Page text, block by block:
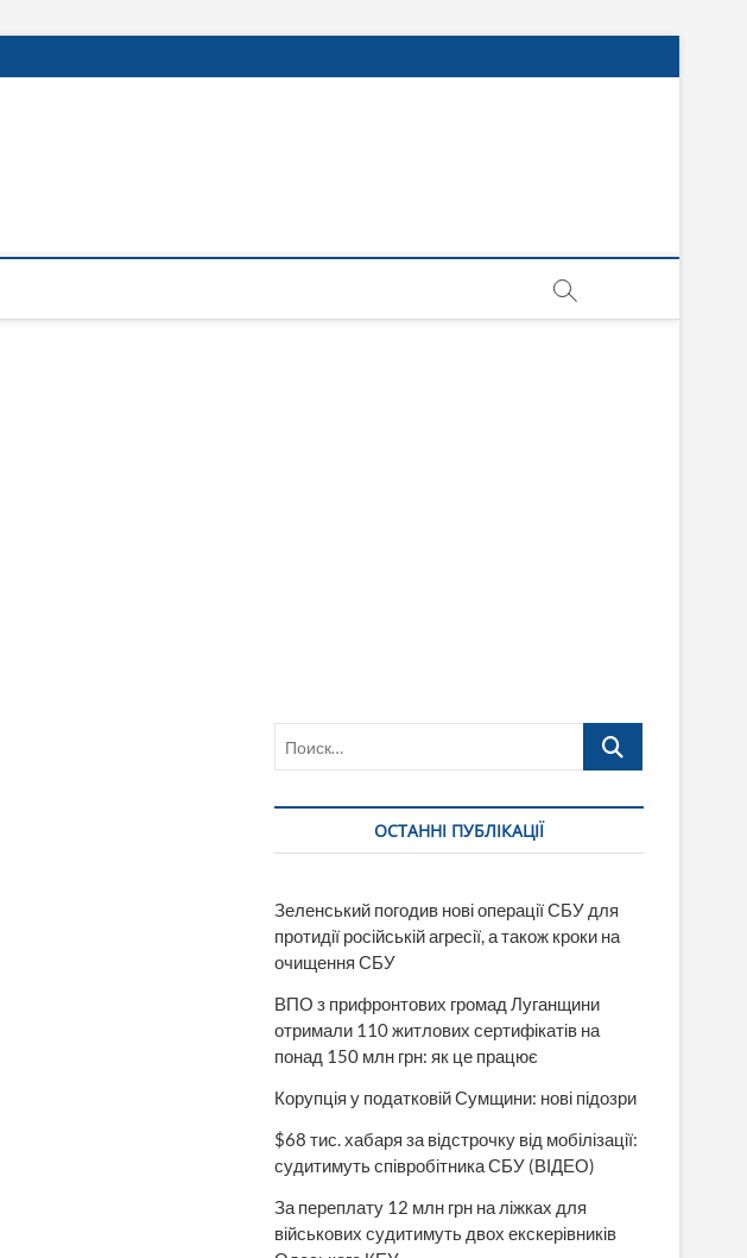
Поиск…
ОСТАННІ ПУБЛІКАЦІЇ
Зеленський погодив нові операції СБУ для
протидії російській агресії, а також кроки на
очищення СБУ
ВПО з прифронтових громад Луганщини
отримали 110 житлових сертифікатів на
понад 150 млн грн: як це працює
Корупція у податковій Сумщини: нові підозри
$68 тис. хабаря за відстрочку від мобілізації:
судитимуть співробітника СБУ (ВІДЕО)
За переплату 12 млн грн на ліжках для
військових судитимуть двох екскерівників